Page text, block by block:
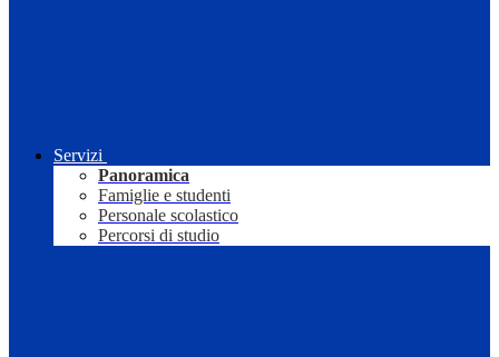
Servizi
Panoramica
Famiglie e studenti
Personale scolastico
Percorsi di studio